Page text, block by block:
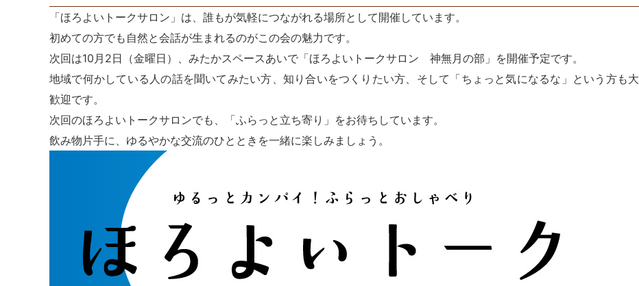
「ほろよいトークサロン」は、誰もが気軽につながれる場所として開催しています。
初めての方でも自然と会話が生まれるのがこの会の魅力です。
次回は10月2日（金曜日）、みたかスペースあいで「ほろよいトークサロン 神無月の部」を開催予定です。
地域で何かしている人の話を聞いてみたい方、知り合いをつくりたい方、そして「ちょっと気になるな」という方も大
歓迎です。
次回のほろよいトークサロンでも、「ふらっと立ち寄り」をお待ちしています。
飲み物片手に、ゆるやかな交流のひとときを一緒に楽しみましょう。